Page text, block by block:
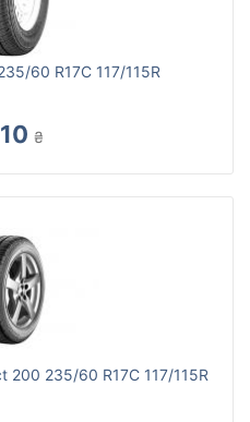
60 R17C 117/115R
₴
200 235/60 R17C 117/115R